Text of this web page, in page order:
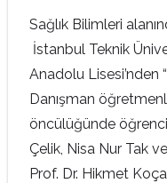
Sağlık Bilimleri
İstanbul Teknik
Anadolu Lisesi’nden
Danışman
öncülüğünde
Çelik, Nisa Nur Tak
Prof. Dr. Hikmet